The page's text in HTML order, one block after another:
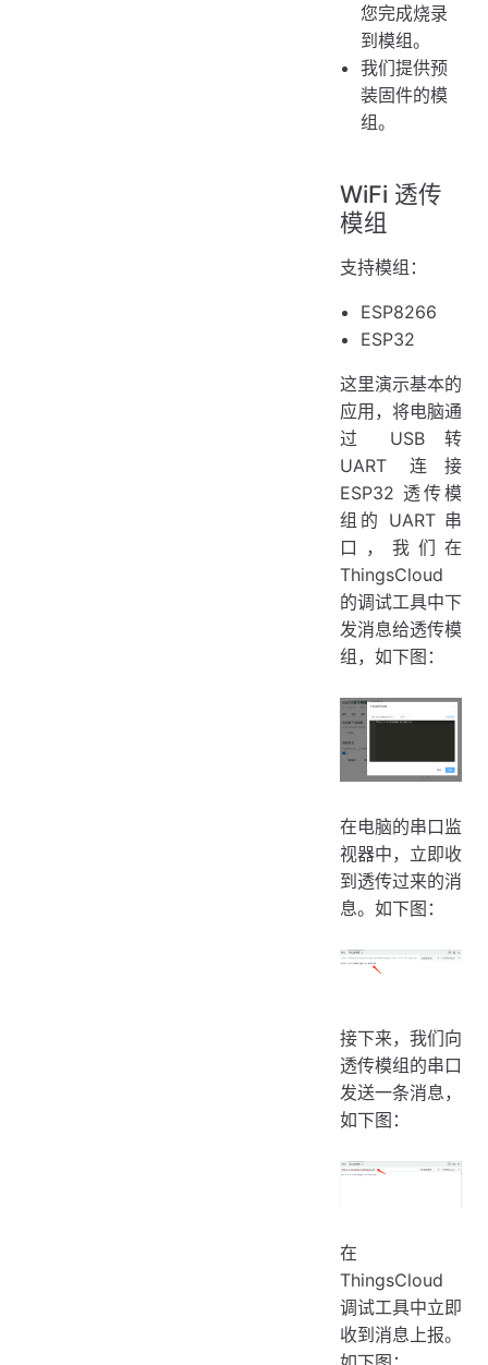
您完成烧录
到模组。
我们提供预
装固件的模
组。
WiFi 透传
模组
支持模组：
ESP8266
ESP32
这里演示基本的
应用，将电脑通
过 USB 转
UART 连接
ESP32 透传模
组的 UART 串
口，我们在
ThingsCloud
的调试工具中下
发消息给透传模
组，如下图：
在电脑的串口监
视器中，立即收
到透传过来的消
息。如下图：
接下来，我们向
透传模组的串口
发送一条消息，
如下图：
在
ThingsCloud
调试工具中立即
收到消息上报。